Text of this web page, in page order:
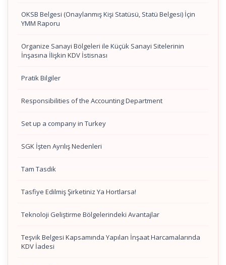
OKSB Belgesi (Onaylanmış Kişi Statüsü, Statü Belgesi) İçin
YMM Raporu
Organize Sanayi Bölgeleri ile Küçük Sanayi Sitelerinin
İnşasına İlişkin KDV İstisnası
Pratik Bilgiler
Responsibilities of the Accounting Department
Set up a company in Turkey
SGK İşten Ayrılış Nedenleri
Tam Tasdik
Tasfiye Edilmiş Şirketiniz Ya Hortlarsa!
Teknoloji Geliştirme Bölgelerindeki Avantajlar
Teşvik Belgesi Kapsamında Yapılan İnşaat Harcamalarında
KDV İadesi